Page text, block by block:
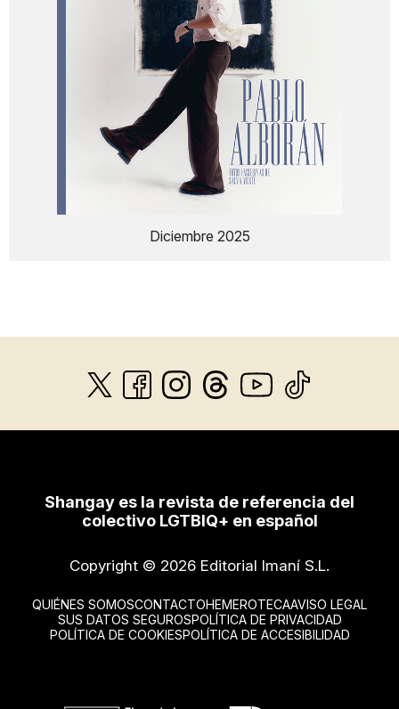
Diciembre 2025
Shangay es la revista de referencia del
colectivo LGTBIQ+ en español
Copyright © 2026 Editorial Imaní S.L.
QUIÉNES SOMOSCONTACTOHEMEROTECAAVISO LEGAL
SUS DATOS SEGUROSPOLÍTICA DE PRIVACIDAD
POLÍTICA DE COOKIESPOLÍTICA DE ACCESIBILIDAD